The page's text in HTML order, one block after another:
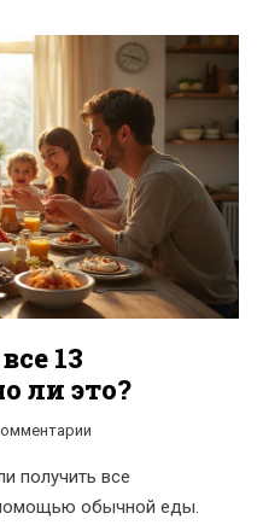
13
ли это?
получить все
обычной еды.